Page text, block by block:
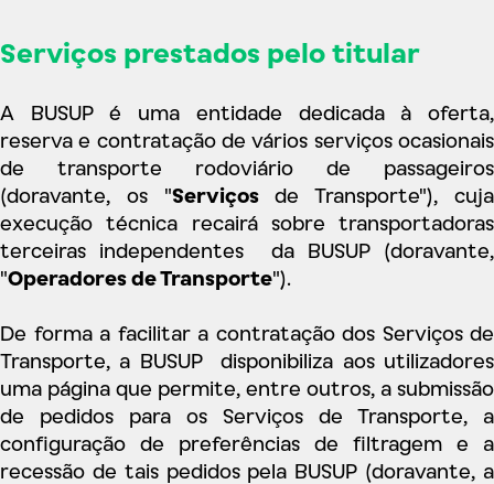
Serviços prestados pelo titular
A BUSUP é uma entidade dedicada à oferta,
reserva e contratação de vários serviços ocasionais
de transporte rodoviário de passageiros
(doravante, os "Serviçosde Transporte"), cuja
execução técnica recairá sobre transportadoras
terceiras independentes da BUSUP (doravante,
"Operadores de Transporte").
De forma a facilitar a contratação dos Serviços de
Transporte, a BUSUP disponibiliza aos utilizadores
uma página que permite, entre outros, a submissão
de pedidos para os Serviços de Transporte, a
configuração de preferências de filtragem e a
recessão de tais pedidos pela BUSUP (doravante, a